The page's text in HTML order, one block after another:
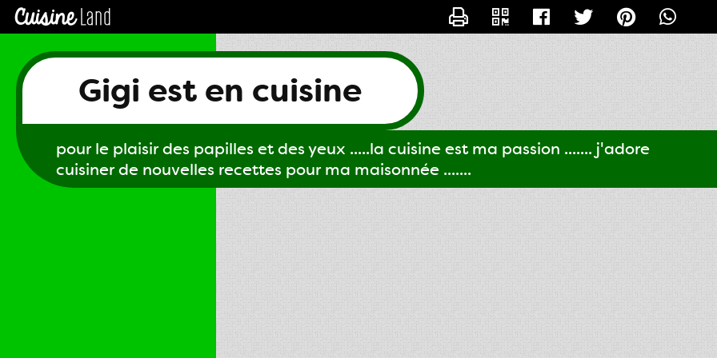
Gigi est en cuisine
pour le plaisir des papilles et des yeux .....la cuisine est ma passion ....... j'adore
cuisiner de nouvelles recettes pour ma maisonnée .......
CONTACTER GIGI61